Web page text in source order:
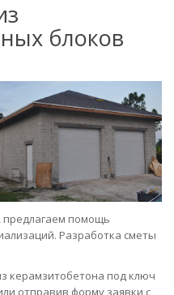
блоков
предлагаем помощь
Разработка сметы
керамзитобетона под ключ
отправив форму заявки с